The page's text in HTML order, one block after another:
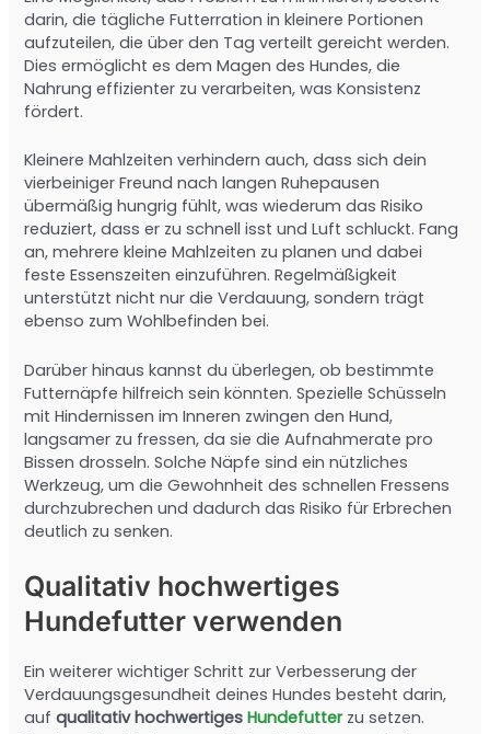
darin, die tägliche Futterration in kleinere Portionen
aufzuteilen, die über den Tag verteilt gereicht werden.
Dies ermöglicht es dem Magen des Hundes, die
Nahrung effizienter zu verarbeiten, was Konsistenz
fördert.
Kleinere Mahlzeiten verhindern auch, dass sich dein
vierbeiniger Freund nach langen Ruhepausen
übermäßig hungrig fühlt, was wiederum das Risiko
reduziert, dass er zu schnell isst und Luft schluckt. Fang
an, mehrere kleine Mahlzeiten zu planen und dabei
feste Essenszeiten einzuführen. Regelmäßigkeit
unterstützt nicht nur die Verdauung, sondern trägt
ebenso zum Wohlbefinden bei.
Darüber hinaus kannst du überlegen, ob bestimmte
Futternäpfe hilfreich sein könnten. Spezielle Schüsseln
mit Hindernissen im Inneren zwingen den Hund,
langsamer zu fressen, da sie die Aufnahmerate pro
Bissen drosseln. Solche Näpfe sind ein nützliches
Werkzeug, um die Gewohnheit des schnellen Fressens
durchzubrechen und dadurch das Risiko für Erbrechen
deutlich zu senken.
Qualitativ hochwertiges
Hundefutter verwenden
Ein weiterer wichtiger Schritt zur Verbesserung der
Verdauungsgesundheit deines Hundes besteht darin,
aufqualitativ hochwertigesHundefutterzu setzen.